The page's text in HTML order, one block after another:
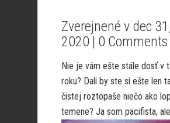
Zverejnené v dec 31,
2020 | 0 Comments
Nie je vám ešte stále dosť v
roku? Dali by ste si ešte len
čistej roztopaše niečo ako
temene? Ja som pacifista, ale